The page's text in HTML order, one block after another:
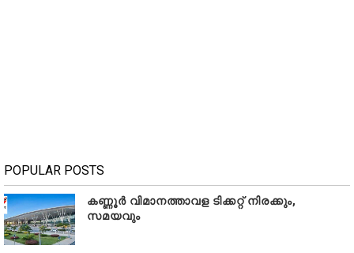
POPULAR POSTS
കണ്ണൂർ വിമാനത്താവള ടിക്കറ്റ് നിരക്കും,
സമയവും